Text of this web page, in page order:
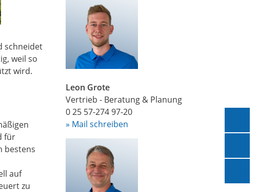
schneidet
weil so
wird.
für
bestens
auf
zu
Leon Grote
Vertrieb - Beratung & Planung
0 25 57-274 97-20
» Mail schreiben